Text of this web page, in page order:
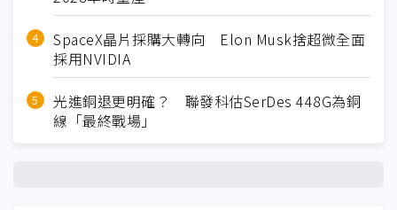
SpaceX晶片採購大轉向 Elon Musk捨超微全面
採用NVIDIA
光進銅退更明確？ 聯發科估SerDes 448G為銅
線「最終戰場」